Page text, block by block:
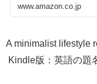
www.amazon.co.jp
A minimalist lifestyle
Kindle版：英語の題